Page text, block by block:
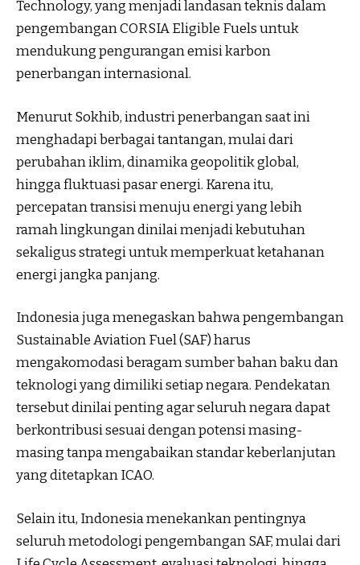
Technology, yang menjadi landasan teknis dalam
pengembangan CORSIA Eligible Fuels untuk
mendukung pengurangan emisi karbon
penerbangan internasional.
Menurut Sokhib, industri penerbangan saat ini
menghadapi berbagai tantangan, mulai dari
perubahan iklim, dinamika geopolitik global,
hingga fluktuasi pasar energi. Karena itu,
percepatan transisi menuju energi yang lebih
ramah lingkungan dinilai menjadi kebutuhan
sekaligus strategi untuk memperkuat ketahanan
energi jangka panjang.
Indonesia juga menegaskan bahwa pengembangan
Sustainable Aviation Fuel (SAF) harus
mengakomodasi beragam sumber bahan baku dan
teknologi yang dimiliki setiap negara. Pendekatan
tersebut dinilai penting agar seluruh negara dapat
berkontribusi sesuai dengan potensi masing-
masing tanpa mengabaikan standar keberlanjutan
yang ditetapkan ICAO.
Selain itu, Indonesia menekankan pentingnya
seluruh metodologi pengembangan SAF, mulai dari